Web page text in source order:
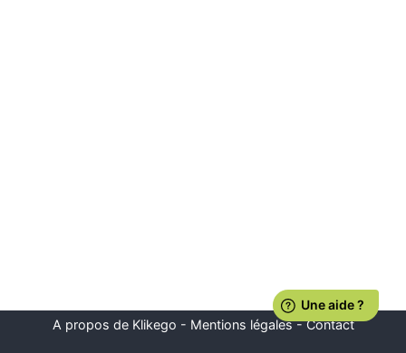
A propos de Klikego - Mentions légales-Contact